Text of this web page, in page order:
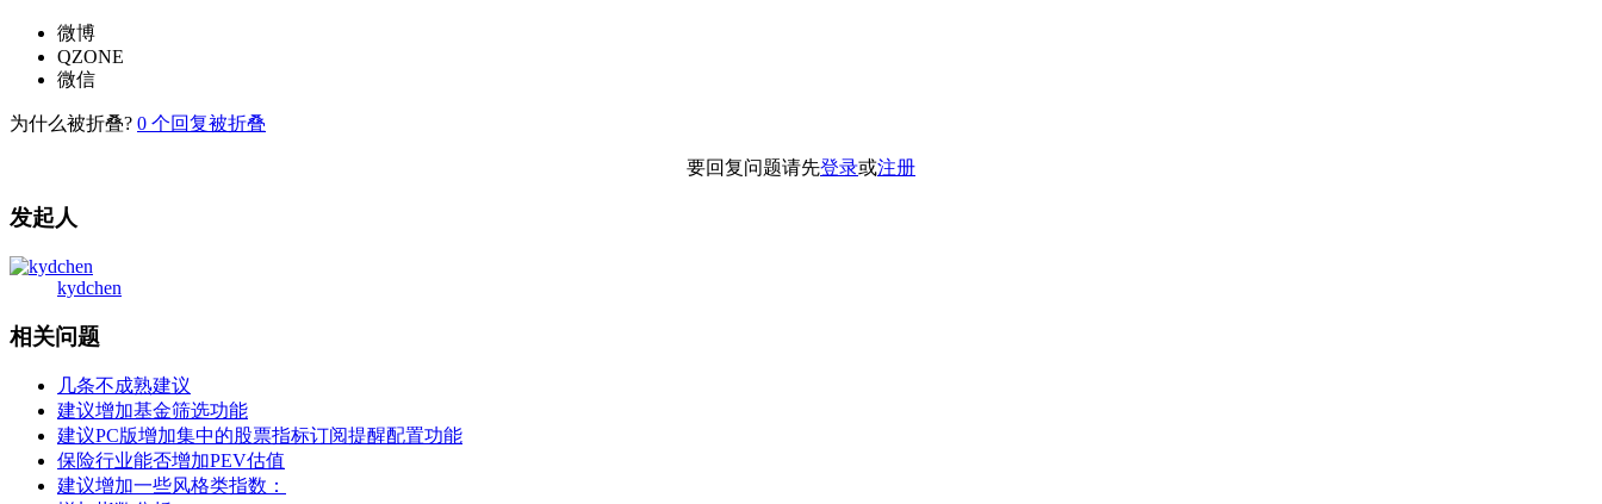
微博
QZONE
微信
为什么被折叠? 0 个回复被折叠
要回复问题请先登录或注册
发起人
kydchen
相关问题
几条不成熟建议
建议增加基金筛选功能
建议PC版增加集中的股票指标订阅提醒配置功能
保险行业能否增加PEV估值
建议增加一些风格类指数：